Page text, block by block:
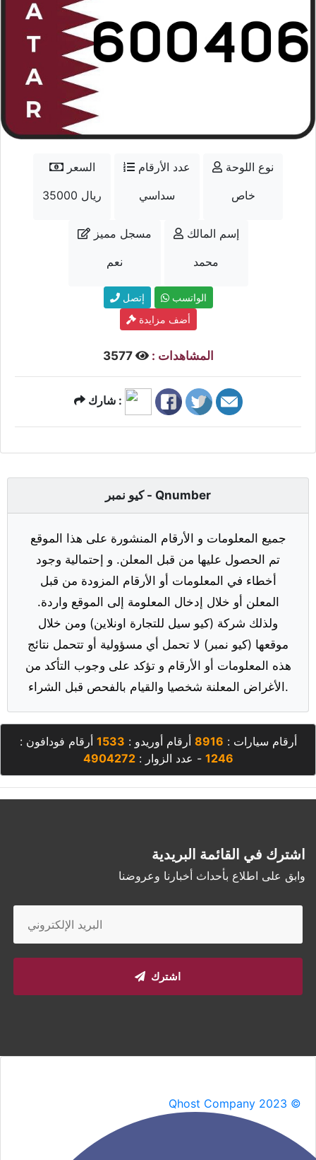
السعر
35000 ريال
عدد الأرقام
سداسي
نوع اللوحة
خاص
مسجل مميز
نعم
إسم المالك
محمد
إتصل
الواتسب
أضف مزايدة
المشاهدات : 3577
شارك :
كيو نمبر - Qnumber
جميع المعلومات و الأرقام المنشورة على هذا الموقع
تم الحصول عليها من قبل المعلن. و إحتمالية وجود
أخطاء في المعلومات أو الأرقام المزودة من قبل
المعلن أو خلال إدخال المعلومة إلى الموقع واردة.
ولذلك شركة (كيو سيل للتجارة اونلاين) ومن خلال
موقعها (كيو نمبر) لا تحمل أي مسؤولية أو تتحمل نتائج
هذه المعلومات أو الأرقام و تؤكد على وجوب التأكد من
الأغراض المعلنة شخصيا والقيام بالفحص قبل الشراء.
أرقام سيارات : 8916 أرقام أوريدو : 1533 أرقام فودافون :
1246 - عدد الزوار :4904272
اشترك في القائمة البريدية
وابق على اطلاع بأحداث أخبارنا وعروضنا
اشترك
Qhost Company 2023 ©